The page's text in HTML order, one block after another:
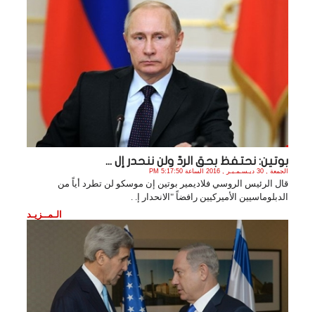
بوتين: نحتفظ بحق الردّ ولن ننحدر إل ...
الجمعة , 30 ديـسـمـبـر , 2016 الساعة 5:17:50 PM
قال الرئيس الروسي فلاديمير بوتين إن موسكو لن تطرد أياً من
الدبلوماسيين الأميركيين رافضاً "الانحدار إ. .
الـمــزيـد